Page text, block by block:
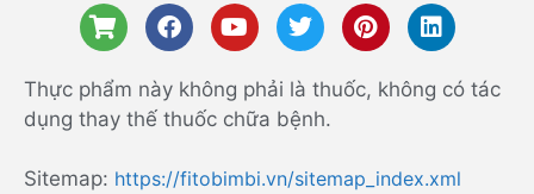
Thực phẩm này không phải là thuốc, không có tác
dụng thay thế thuốc chữa bệnh.
Sitemap: https://fitobimbi.vn/sitemap_index.xml